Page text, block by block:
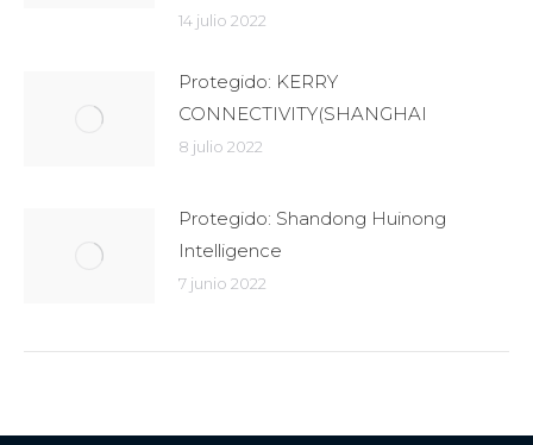
14 julio 2022
Protegido: KERRY
CONNECTIVITY(SHANGHAI
8 julio 2022
Protegido: Shandong Huinong
Intelligence
7 junio 2022